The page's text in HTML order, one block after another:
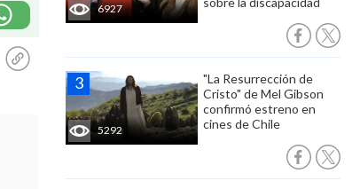
6927
5292
"La Resurrección de
Cristo" de Mel Gibson
confirmó estreno en
cines de Chile